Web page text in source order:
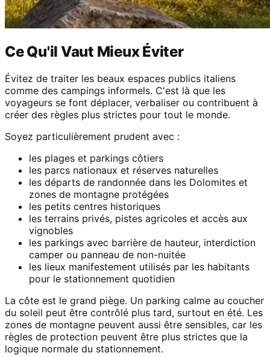
Ce Qu'il Vaut Mieux Éviter
Évitez de traiter les beaux espaces publics italiens
comme des campings informels. C'est là que les
voyageurs se font déplacer, verbaliser ou contribuent à
créer des règles plus strictes pour tout le monde.
Soyez particulièrement prudent avec :
les plages et parkings côtiers
les parcs nationaux et réserves naturelles
les départs de randonnée dans les Dolomites et
zones de montagne protégées
les petits centres historiques
les terrains privés, pistes agricoles et accès aux
vignobles
les parkings avec barrière de hauteur, interdiction
camper ou panneau de non-nuitée
les lieux manifestement utilisés par les habitants
pour le stationnement quotidien
La côte est le grand piège. Un parking calme au coucher
du soleil peut être contrôlé plus tard, surtout en été. Les
zones de montagne peuvent aussi être sensibles, car les
règles de protection peuvent être plus strictes que la
logique normale du stationnement.